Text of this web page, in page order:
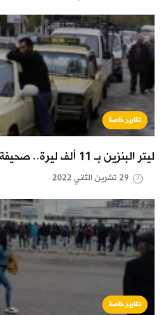
تقارير خاصة
ليتر البنزين بـ 11 ألف ليرة.. صحيفة موالية: القادم أسوأ
تقارير خاصة